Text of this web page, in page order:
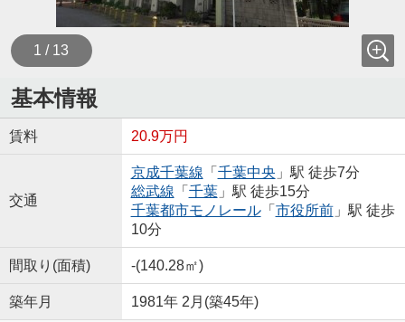
1 / 13
基本情報
賃料 20.9万円
交通
京成千葉線 「 千葉中央 」駅 徒歩7分
総武線 「 千葉」駅 徒歩15分
千葉都市モノレール「 市役所前」駅 徒歩
10分
間取り(面積) -(140.28㎡)
築年月 1981年 2月(築45年)